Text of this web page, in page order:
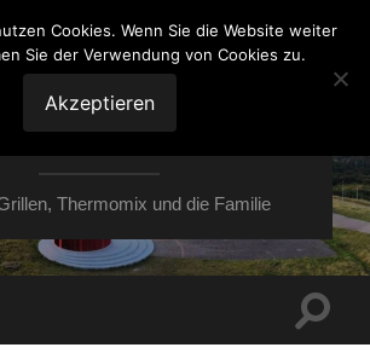
ESSEN ÜBER
NACH
MOERS
Thermomix und die Familie
Cookies. Wenn Sie die Website weiter
Sie der Verwendung von Cookies zu.
Akzeptieren